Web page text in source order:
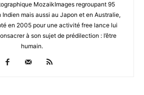
MozaikImages regroupant 95
Indien mais aussi au Japon et en Australie,
en 2005 pour une activité free lance lui
à son sujet de prédilection : l’être
humain.